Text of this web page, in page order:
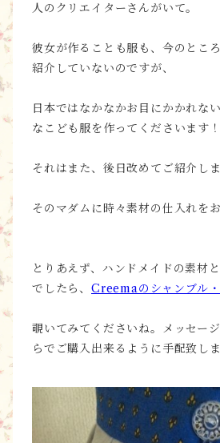
人のクリエイターさんがいて。
彼女が作ることも服も、今のとこ
紹介していないのですが、
日本ではなかなかお目にかかれな
なこども服を作ってくださいます！
それはまた、後日改めてご紹介しま
そのマダムに時々素材の仕入れを
とりあえず、ハンドメイドの素材
でしたら、 Creemaのシャンブル
覗いてみてくださいね。メッセー
らでご購入出来るように手配致しま